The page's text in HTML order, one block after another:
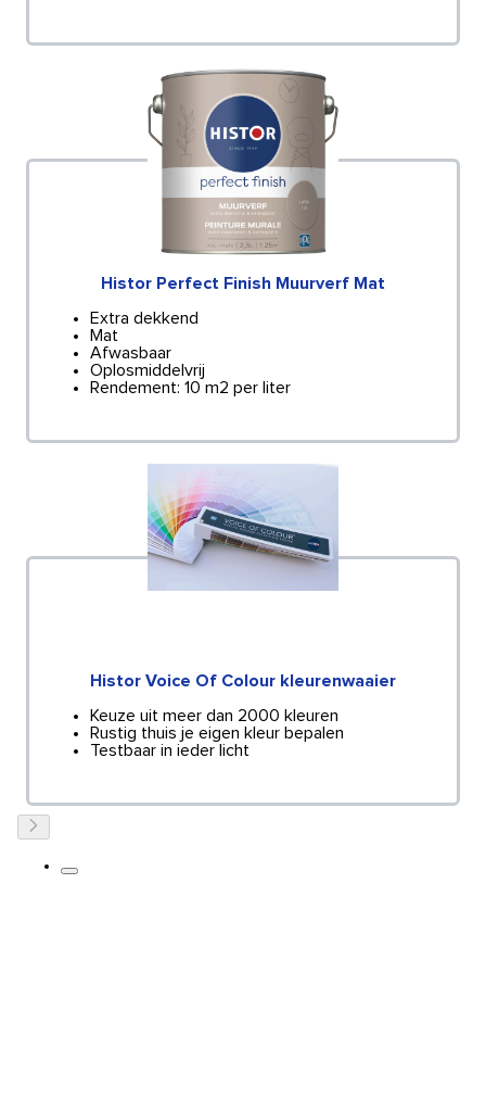
Histor Perfect Finish Muurverf Mat
Extra dekkend
Mat
Afwasbaar
Oplosmiddelvrij
Rendement: 10 m2 per liter
Histor Voice Of Colour kleurenwaaier
Keuze uit meer dan 2000 kleuren
Rustig thuis je eigen kleur bepalen
Testbaar in ieder licht